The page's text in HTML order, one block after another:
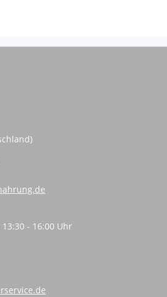
- 16:00 Uhr